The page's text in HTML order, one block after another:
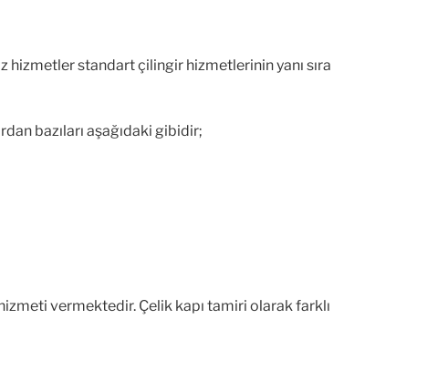
hizmetler standart çilingir hizmetlerinin yanı sıra
bazıları aşağıdaki gibidir;
vermektedir. Çelik kapı tamiri olarak farklı